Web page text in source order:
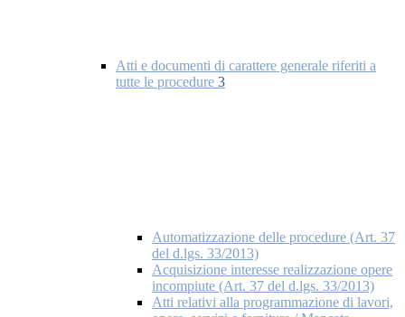
Atti e documenti di carattere generale riferiti a
tutte le procedure 3
Automatizzazione delle procedure (Art. 37
del d.lgs. 33/2013)
Acquisizione interesse realizzazione opere
incompiute (Art. 37 del d.lgs. 33/2013)
Atti relativi alla programmazione di lavori,